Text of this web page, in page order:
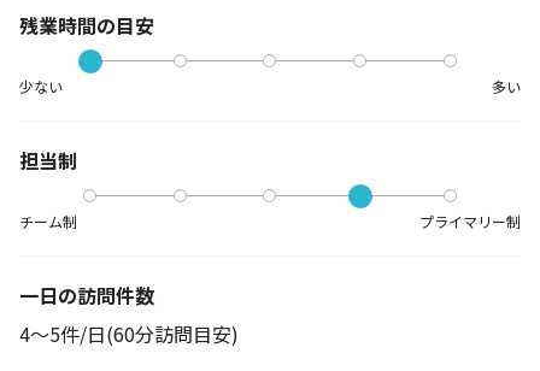
残業時間の目安
少ない 多い
担当制
チーム制 プライマリー制
一日の訪問件数
4～5件/日(60分訪問目安)